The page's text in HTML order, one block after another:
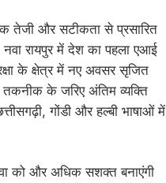
तेजी और सटीकता से प्रसारित
रायपुर में देश का पहला एआई
के क्षेत्र में नए अवसर सृजित
तकनीक के जरिए अंतिम व्यक्ति
गोंडी और हल्बी भाषाओं में
को और अधिक सशक्त बनाएंगी